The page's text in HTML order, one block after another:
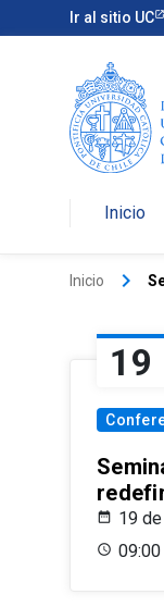
Ir al sitio UC
Inicio
Inicio keyboard_arrow_right
19
19